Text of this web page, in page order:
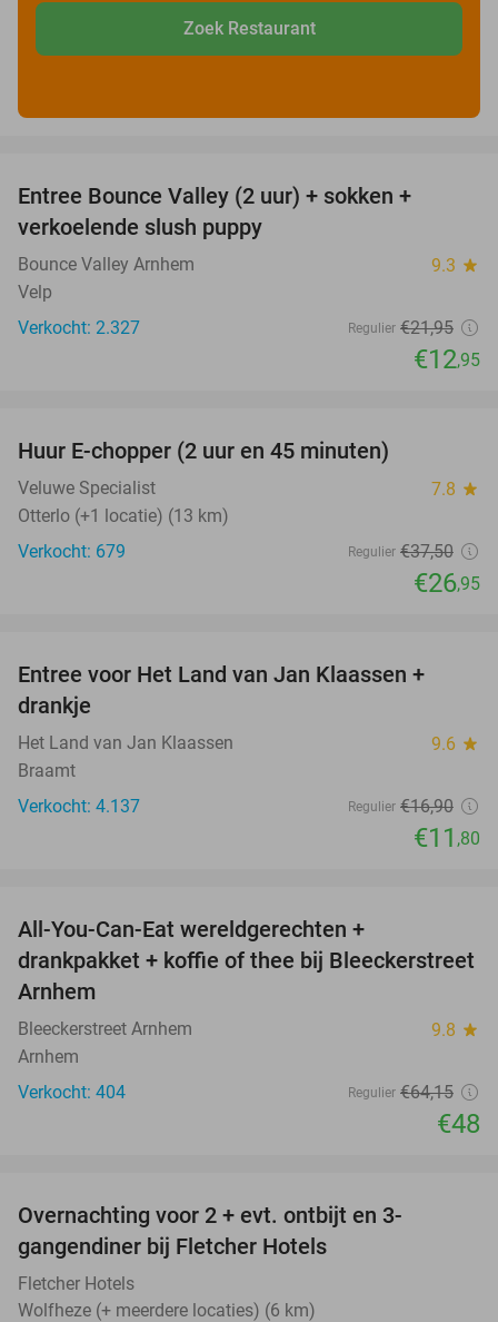
Zoek Restaurant
Entree Bounce Valley (2 uur) + sokken +
verkoelende slush puppy
Bounce Valley Arnhem 9.3 star
Velp
Verkocht: 2.327
Regulier €21,95
€12,95
Huur E-chopper (2 uur en 45 minuten)
Veluwe Specialist 7.8 star
Otterlo (+1 locatie) (13 km)
Verkocht: 679
Regulier €37,50
€26,95
Entree voor Het Land van Jan Klaassen +
drankje
Het Land van Jan Klaassen 9.6 star
Braamt
Verkocht: 4.137
Regulier €16,90
€11 ,80
All-You-Can-Eat wereldgerechten +
drankpakket + koffie of thee bij Bleeckerstreet
Arnhem
Bleeckerstreet Arnhem 9.8 star
Arnhem
Verkocht: 404
Regulier €64,15
€48
Overnachting voor 2 + evt. ontbijt en 3-
gangendiner bij Fletcher Hotels
Fletcher Hotels
Wolfheze (+ meerdere locaties) (6 km)